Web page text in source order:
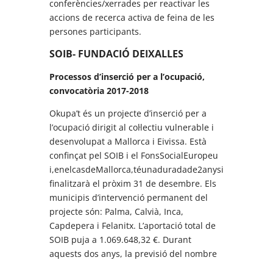
conferències/xerrades per reactivar les
accions de recerca activa de feina de les
persones participants.
SOIB- FUNDACIÓ DEIXALLES
Processos d’inserció per a l’ocupació,
convocatòria 2017-2018
Okupa’t és un projecte d’inserció per a
l’ocupació dirigit al col·lectiu vulnerable i
desenvolupat a Mallorca i Eivissa. Està
confinçat pel SOIB i el FonsSocialEuropeu
i,enelcasdeMallorca,téunaduradade2anysi
finalitzarà el pròxim 31 de desembre. Els
municipis d’intervenció permanent del
projecte són: Palma, Calvià, Inca,
Capdepera i Felanitx. L’aportació total de
SOIB puja a 1.069.648,32 €. Durant
aquests dos anys, la previsió del nombre